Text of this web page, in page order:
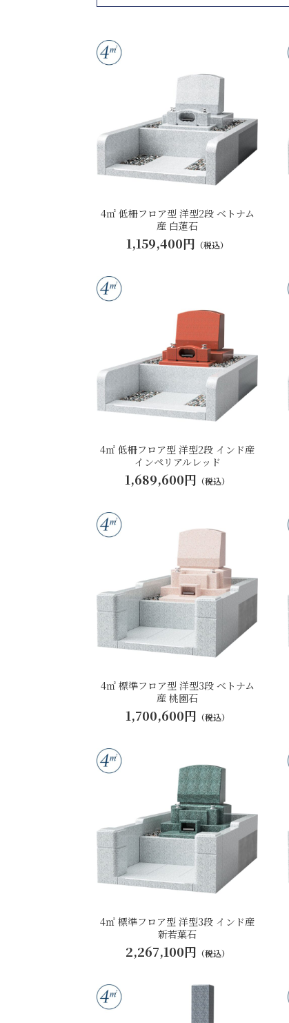
4㎡ 低柵フロア型 洋型2段 ベトナム
産 白蓮石
1,159,400円 （税込）
4㎡ 低柵フロア型 洋型2段 インド産
インペリアルレッド
1,689,600円 （税込）
4㎡ 標準フロア型 洋型3段 ベトナム
産 桃園石
1,700,600円 （税込）
4㎡ 標準フロア型 洋型3段 インド産
新若葉石
2,267,100円 （税込）